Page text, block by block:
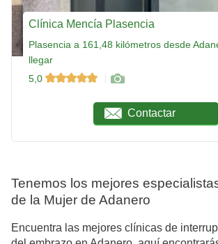
Clínica Mencía Plasencia
Plasencia a 161,48 kilómetros desde
llegar
5,0
Contactar
Tenemos los mejores
de la Mujer de Adanero
Encuentra las mejores clínicas de